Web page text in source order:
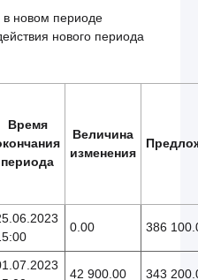
новом периоде
нового периода
Время
периода
Величина
изменения
0.00 386
42 900.00 343